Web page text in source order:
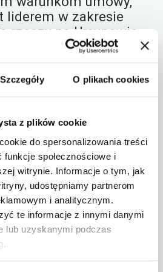
Szczegóły O plikach cookies
z plików cookie
do spersonalizowania treści
społecznościowe i
witrynie. Informacje o tym, jak
udostępniamy partnerom
i analitycznym.
te informacje z innymi danymi
lub uzyskanymi podczas
liderem w zakresie
rzeczy na Ursynowie
Rentabox24?
– blisko
komunikacyjnych,
– elastyczne opcje
do różnych
– możesz korzystać z
lokatorskiej w
siebie czasie.